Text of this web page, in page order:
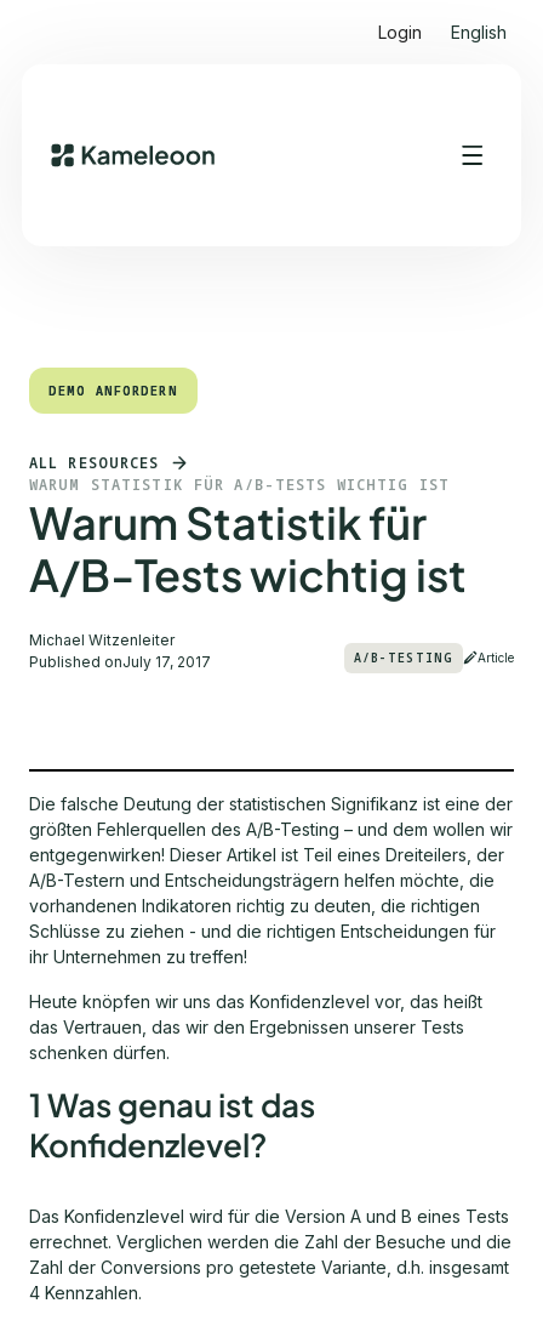
Login English
Quick Links
DEMO ANFORDERN
DEMO ANFORDERN
ALL RESOURCES
WARUM STATISTIK FÜR A/B-TESTS WICHTIG IST
Warum Statistik für
A/B-Tests wichtig ist
Michael Witzenleiter
Published onJuly 17, 2017 A/B-TESTING Article
Die falsche Deutung der statistischen Signifikanz ist eine der
größten Fehlerquellen des A/B-Testing – und dem wollen wir
entgegenwirken! Dieser Artikel ist Teil eines Dreiteilers, der
A/B-Testern und Entscheidungsträgern helfen möchte, die
vorhandenen Indikatoren richtig zu deuten, die richtigen
Schlüsse zu ziehen - und die richtigen Entscheidungen für
ihr Unternehmen zu treffen!
Heute knöpfen wir uns das Konfidenzlevel vor, das heißt
das Vertrauen, das wir den Ergebnissen unserer Tests
schenken dürfen.
1 Was genau ist das
Konfidenzlevel?
Das Konfidenzlevel wird für die Version A und B eines Tests
errechnet. Verglichen werden die Zahl der Besuche und die
Zahl der Conversions pro getestete Variante, d.h. insgesamt
4 Kennzahlen.